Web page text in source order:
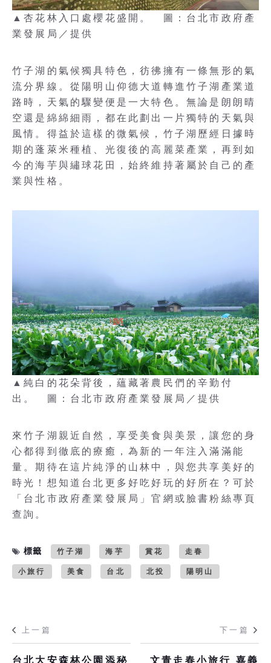
▲杏花林入口處櫻花盛開。 圖：台北市政府產
業發展局／提供
竹子湖的氣候獨具特色，彷彿擁有一條無形的氣
流分界線。從陽明山仰德大道轉進竹子湖產業道
路時，天氣的驟變便是一大特色。無論是朗朗晴
空還是綿綿細雨，都在此劃出一片獨特的天氣與
風情。得益於這樣的微氣候，竹子湖歷經日據時
期的蓬萊米種植、光復後的高麗菜產業，再到如
今的海芋與繡球花田，始終維持著屬於自己的產
業與性格。
▲純白的花朵背後，蘊藏著農民們的辛勤付
出。 圖：台北市政府產業發展局／提供
來竹子湖親近自然，享受美食與美景，讓您的身
心都得到徹底的療癒，為新的一年注入滿滿能
量。期待在這片純淨的山林中，與您共享美好的
時光！想知道台北更多好吃好玩的好所在？可於
「台北市政府產業發展局」官網或臉書粉絲專頁
查詢。
標籤 竹子湖 海芋 賞花 走春
小旅行 美食 台北 北投 陽明山
上一篇
台北大安森林公園添秘
下一篇
文青走春小旅行 嘉義